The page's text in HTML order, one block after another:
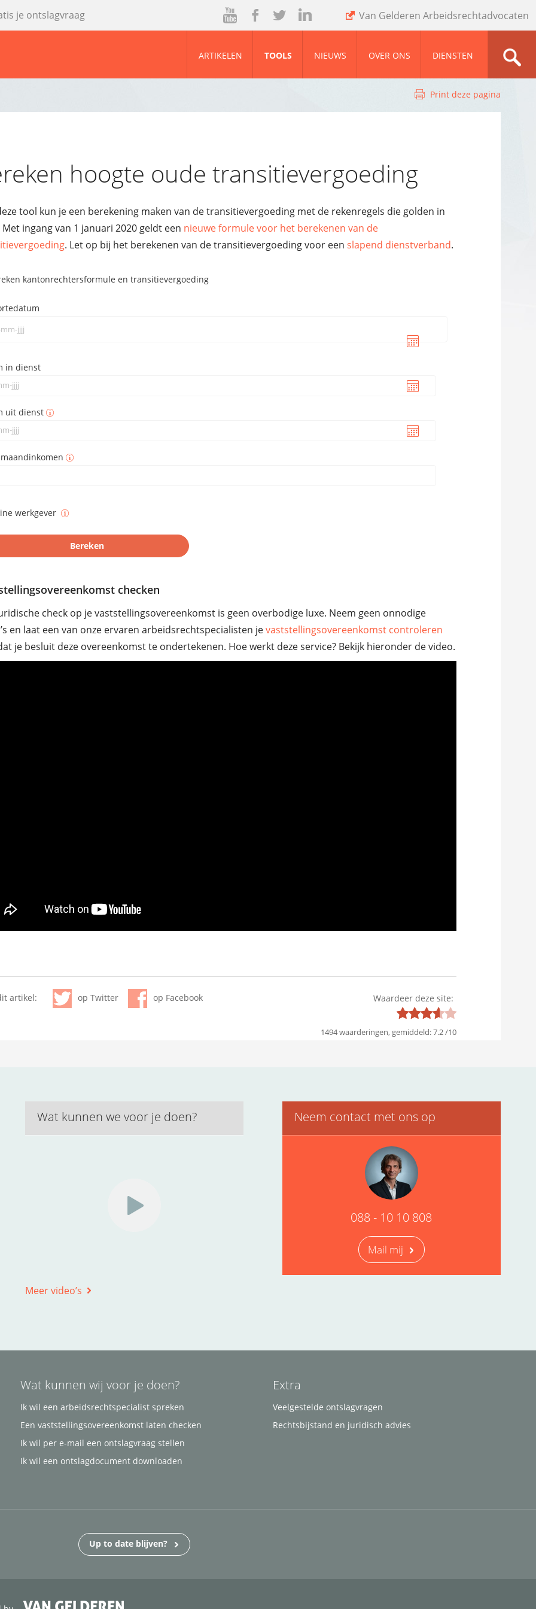
je ontslagvraag
ou
be
ac
k
wit
ink
Van Gelderen Arbeidsrechtadvocaten
ARTIKELEN TOOLS NIEUWS OVER ONS DIENSTEN
Print deze pagina
hoogte oude transitievergoeding
tool kun je een berekening maken van de transitievergoeding met de rekenregels die golden in
Met ingang van 1 januari 2020 geldt een nieuwe formule voor het berekenen van de
. Let op bij het berekenen van de transitievergoeding voor een slapend dienstverband.
kantonrechtersformule en transitievergoeding
in dienst
uit dienst
werkgever
checken
check op je vaststellingsovereenkomst is geen overbodige luxe. Neem geen onnodige
en laat een van onze ervaren arbeidsrechtspecialisten jevaststellingsovereenkomst controleren
je besluit deze overeenkomst te ondertekenen. Hoe werkt deze service? Bekijk hieronder de video.
artikel: op Twitter op Facebook Waardeer deze site:
1494waarderingen, gemiddeld:7.2/10
Wat kunnen we voor je doen?
Meer video’s
Neem contact met ons op
088 - 10 10 808
Mail mij
Wat kunnen wij voor je doen?
Ik wil een arbeidsrechtspecialist spreken
Een vaststellingsovereenkomst laten checken
Ik wil per e-mail een ontslagvraag stellen
Ik wil een ontslagdocument downloaden
Extra
Veelgestelde ontslagvragen
Rechtsbijstand en juridisch advies
Up to date blijven?